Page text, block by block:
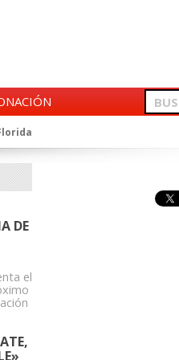
Trump
al
Fiscalía
DE
el